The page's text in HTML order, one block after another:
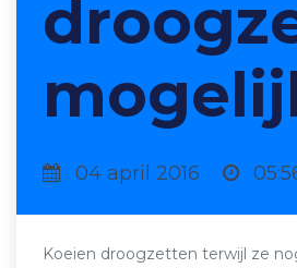
04 april 2016
Koeien droogzetten terwijl ze